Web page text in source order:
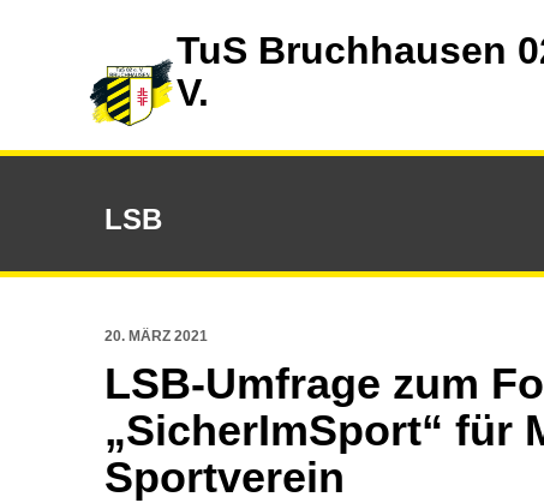
TuS Bruchhausen
V.
LSB
20. MÄRZ 2021
LSB-Umfrage zum
„SicherImSport“ für
Sportverein